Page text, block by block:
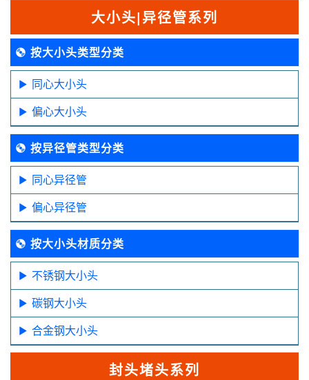
大小头|异径管系列
按大小头类型分类
同心大小头
偏心大小头
按异径管类型分类
同心异径管
偏心异径管
按大小头材质分类
不锈钢大小头
碳钢大小头
合金钢大小头
封头堵头系列